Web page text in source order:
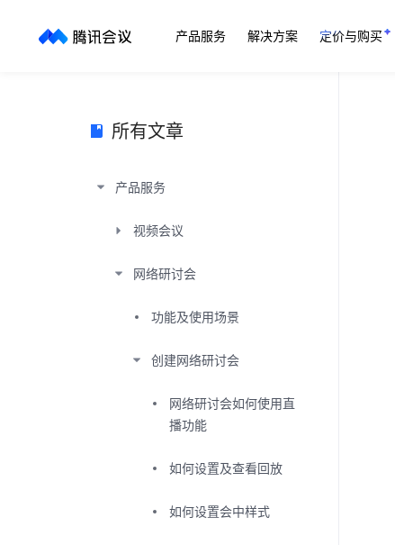
产品服务 解决方案 定价与购买
所有文章
产品服务
视频会议
网络研讨会
功能及使用场景
创建网络研讨会
网络研讨会如何使用直
播功能
如何设置及查看回放
如何设置会中样式